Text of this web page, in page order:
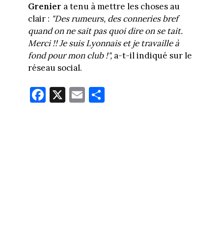
Grenier a tenu à mettre les choses au
clair : "Des rumeurs, des conneries bref
quand on ne sait pas quoi dire on se tait.
Merci !! Je suis Lyonnais et je travaille à
fond pour mon club !",a-t-il indiqué sur le
réseau social.
Fa
ce
X E
m
Pa